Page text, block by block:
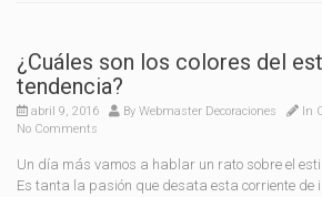
¿Cuáles son los colores del
tendencia?
abril 9, 2016 By Webmaster Decoraciones In
No Comments
Un día más vamos a hablar un rato sobre el
Es tanta la pasión que desata esta corriente de